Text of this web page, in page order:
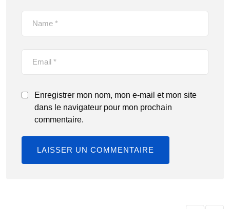
Enregistrer mon nom, mon e-mail et mon site
dans le navigateur pour mon prochain
commentaire.